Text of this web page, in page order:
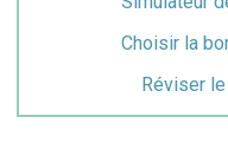
Choisir la
Réviser